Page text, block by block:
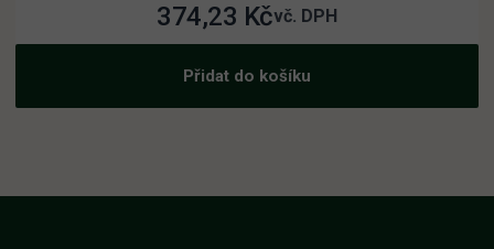
374,23 Kčvč. DPH
Přidat do košíku